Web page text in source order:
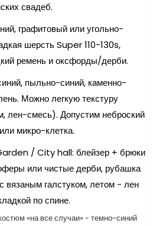
свадеб.
графитовый или угольно-
шерсть Super 110-130s,
ремень и оксфорды/дерби.
пыльно-синий, каменно-
Можно легкую текстуру
лен-смесь). Допустим неброский
микро-клетка.
/ City hall: блейзер + брюки
или чистые дерби, рубашка
вязаным галстуком, летом - лен
по спине.
«на все случаи» - темно-синий